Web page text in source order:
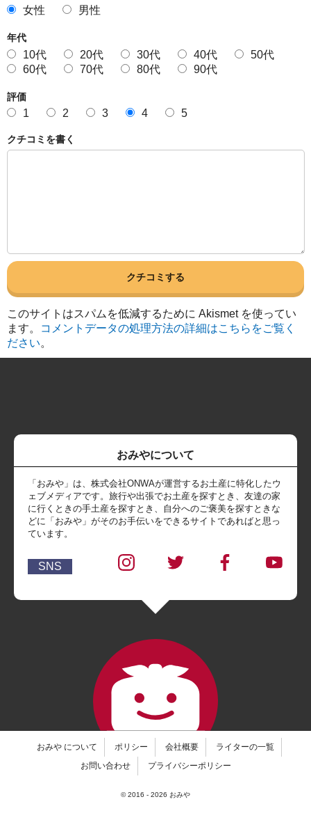
女性 男性
年代
10代 20代 30代 40代
50代
60代
70代 80代 90代
評価
1 2 3 4 5
クチコミを書く
このサイトはスパムを低減するために Akismet を使ってい
ます。
コメントデータの処理方法の詳細はこちらをご覧く
ださい。
おみやについて
「おみや」は、株式会社ONWAが運営するお土産に特化したウ
ェブメディアです。旅行や出張でお土産を探すとき、友達の家
に行くときの手土産を探すとき、自分へのご褒美を探すときな
どに「おみや」がそのお手伝いをできるサイトであればと思っ
ています。
SNS
おみや について ポリシー 会社概要
ライターの一覧
お問い合わせ
プライバシーポリシー
© 2016 - 2026 おみや